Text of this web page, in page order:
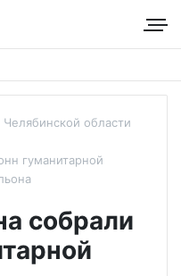
Челябинской области
гуманитарной
собрали